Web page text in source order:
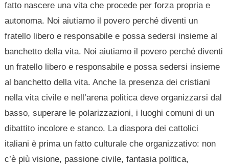
fatto nascere una vita che procede per forza propria e
autonoma. Noi aiutiamo il povero perché diventi un
fratello libero e responsabile e possa sedersi insieme al
banchetto della vita. Noi aiutiamo il povero perché diventi
un fratello libero e responsabile e possa sedersi insieme
al banchetto della vita. Anche la presenza dei cristiani
nella vita civile e nell’arena politica deve organizzarsi dal
basso, superare le polarizzazioni, i luoghi comuni di un
dibattito incolore e stanco. La diaspora dei cattolici
italiani è prima un fatto culturale che organizzativo: non
c’è più visione, passione civile, fantasia politica,